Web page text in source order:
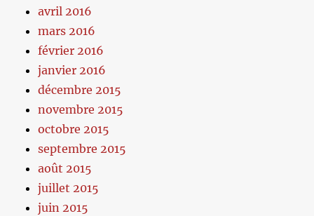
avril 2016
mars 2016
février 2016
janvier 2016
décembre 2015
novembre 2015
octobre 2015
septembre 2015
août 2015
juillet 2015
juin 2015